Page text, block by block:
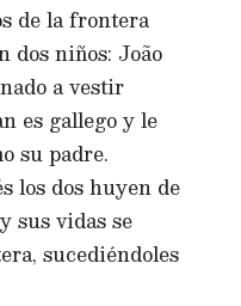
de la frontera
dos niños: João
a vestir
es gallego y le
su padre.
los dos huyen de
sus vidas se
sucediéndoles